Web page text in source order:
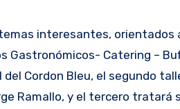
interesantes, orientados
Gastronómicos- Catering –
Cordon Bleu, el segundo
Ramallo, y el tercero tratará